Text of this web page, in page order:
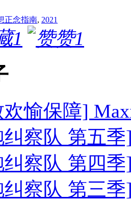
正念指南, 2021
1 赞1
愉保障]
察队 第五季
察队 第四季
察队 第三季